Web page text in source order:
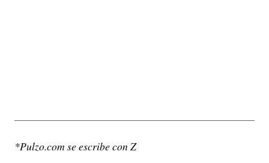
*Pulzo.com se escribe con Z